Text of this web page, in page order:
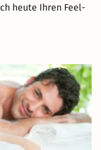
heute Ihren Feel-